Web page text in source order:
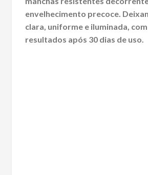
envelhecimento precoce.
clara, uniforme e iluminada,
resultados após 30 dias de uso.